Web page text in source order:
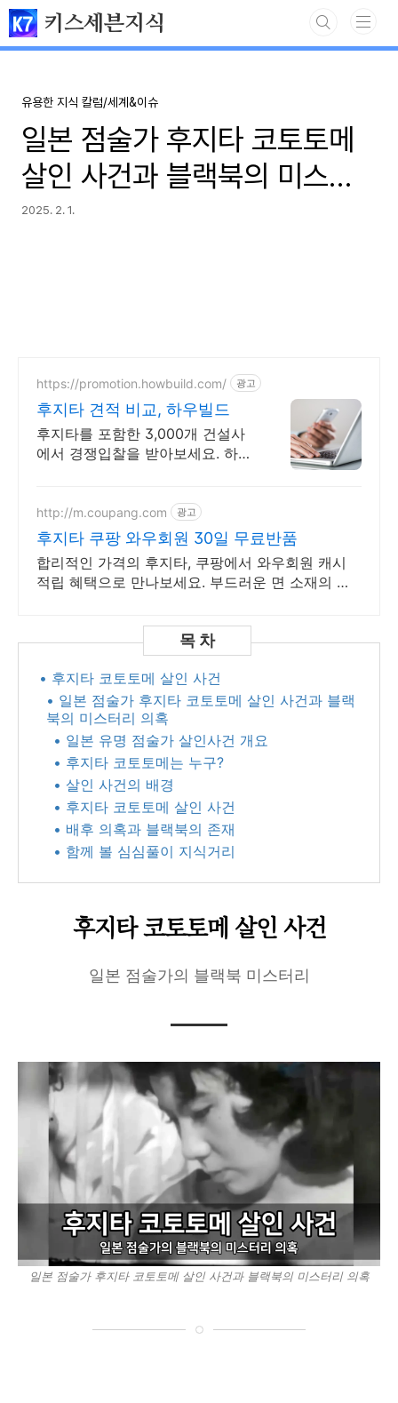
본문 바로가기
키스세븐지식
유용한 지식 칼럼/세계&이슈
일본 점술가 후지타 코토토메
살인 사건과 블랙북의 미스터
리 의혹
2025. 2. 1.
https://promotion.howbuild.com/ 광고
후지타 견적 비교, 하우빌드
후지타를 포함한 3,000개 건설사
에서 경쟁입찰을 받아보세요. 하우
http://m.coupang.com 광고
후지타 쿠팡 와우회원 30일 무료반품
합리적인 가격의 후지타, 쿠팡에서 와우회원 캐시
적립 혜택으로 만나보세요. 부드러운 면 소재의 티
• 후지타 코토토메 살인 사건
• 일본 점술가 후지타 코토토메 살인 사건과 블랙
북의 미스터리 의혹
• 일본 유명 점술가 살인사건 개요
• 후지타 코토토메는 누구?
• 살인 사건의 배경
• 후지타 코토토메 살인 사건
• 배후 의혹과 블랙북의 존재
• 함께 볼 심심풀이 지식거리
후지타 코토토메 살인 사건
일본 점술가의 블랙북 미스터리
일본 점술가 후지타 코토토메 살인 사건과 블랙북의 미스터리 의혹